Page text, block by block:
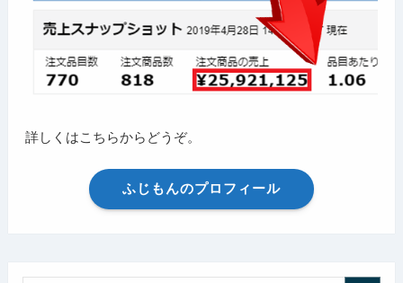
詳しくはこちらからどうぞ。
ふじもんのプロフィール